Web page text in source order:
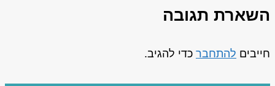
השארת תגובה
חייבים להתחבר כדי להגיב.